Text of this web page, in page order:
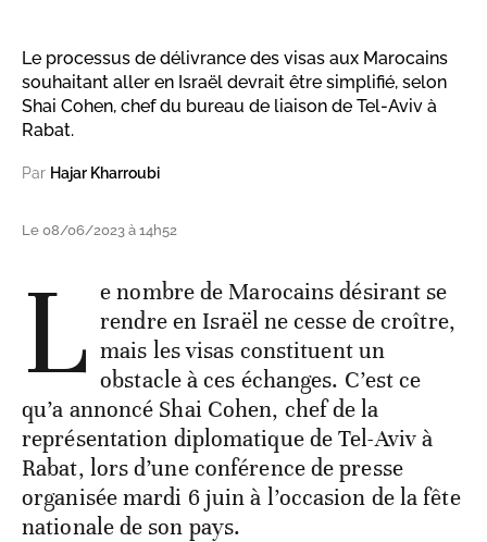
Le processus de délivrance des visas aux Marocains
souhaitant aller en Israël devrait être simplifié, selon
Shai Cohen, chef du bureau de liaison de Tel-Aviv à
Rabat.
Par Hajar Kharroubi
Le 08/06/2023 à 14h52
L e nombre de Marocains désirant se
rendre en Israël ne cesse de croître,
mais les visas constituent un
obstacle à ces échanges. C’est ce
qu’a annoncé Shai Cohen, chef de la
représentation diplomatique de Tel-Aviv à
Rabat, lors d’une conférence de presse
organisée mardi 6 juin à l’occasion de la fête
nationale de son pays.